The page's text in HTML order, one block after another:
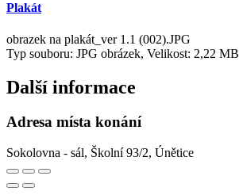
Plakát
obrazek na plakát_ver 1.1 (002).JPG
Typ souboru: JPG obrázek, Velikost: 2,22 MB
Další informace
Adresa místa konání
Sokolovna - sál, Školní 93/2, Únětice